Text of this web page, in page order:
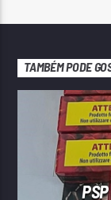
TAMBÉM PODE